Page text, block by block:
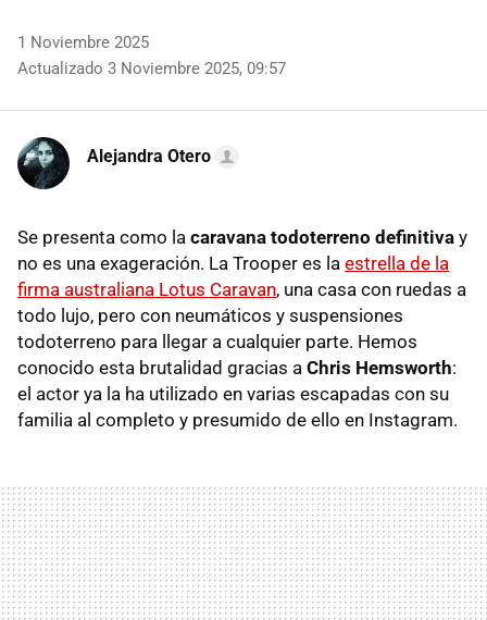
1 Noviembre 2025
Actualizado 3 Noviembre 2025, 09:57
Alejandra Otero
Se presenta como la caravana todoterreno definitiva y
no es una exageración. La Trooper es la estrella de la
firma australiana Lotus Caravan, una casa con ruedas a
todo lujo, pero con neumáticos y suspensiones
todoterreno para llegar a cualquier parte. Hemos
conocido esta brutalidad gracias a Chris Hemsworth:
el actor ya la ha utilizado en varias escapadas con su
familia al completo y presumido de ello en Instagram.